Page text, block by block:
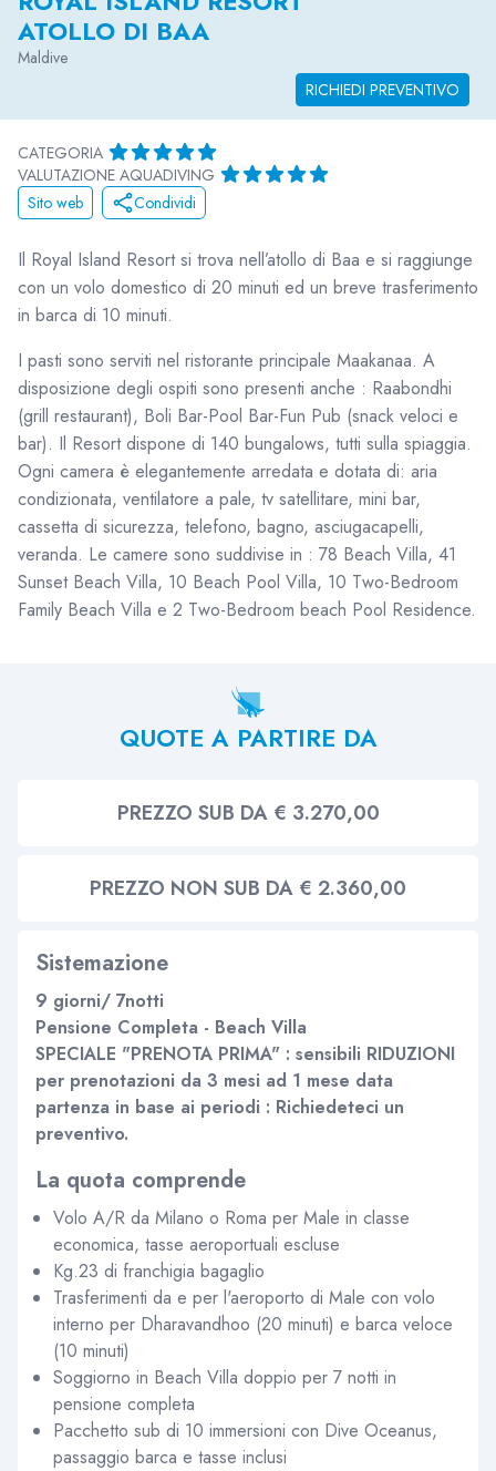
ATOLLO DI BAA
Maldive
RICHIEDI PREVENTIVO
CATEGORIA
VALUTAZIONE AQUADIVING
Sito web
Condividi
Il Royal Island Resort si trova nell’atollo di Baa e si raggiunge
con un volo domestico di 20 minuti ed un breve trasferimento
in barca di 10 minuti.
I pasti sono serviti nel ristorante principale Maakanaa. A
disposizione degli ospiti sono presenti anche : Raabondhi
(grill restaurant), Boli Bar-Pool Bar-Fun Pub (snack veloci e
bar). Il Resort dispone di 140 bungalows, tutti sulla spiaggia.
Ogni camera è elegantemente arredata e dotata di: aria
condizionata, ventilatore a pale, tv satellitare, mini bar,
cassetta di sicurezza, telefono, bagno, asciugacapelli,
veranda. Le camere sono suddivise in : 78 Beach Villa, 41
Sunset Beach Villa, 10 Beach Pool Villa, 10 Two-Bedroom
Family Beach Villa e 2 Two-Bedroom beach Pool Residence.
QUOTE A PARTIRE DA
PREZZO SUB DA € 3.270,00
PREZZO NON SUB DA € 2.360,00
Sistemazione
9 giorni/ 7notti
Pensione Completa - Beach Villa
SPECIALE "PRENOTA PRIMA" : sensibili RIDUZIONI
per prenotazioni da 3 mesi ad 1 mese data
partenza in base ai periodi : Richiedeteci un
preventivo.
La quota comprende
Volo A/R da Milano o Roma per Male in classe
economica, tasse aeroportuali escluse
Kg.23 di franchigia bagaglio
Trasferimenti da e per l'aeroporto di Male con volo
interno per Dharavandhoo (20 minuti) e barca veloce
(10 minuti)
Soggiorno in Beach Villa doppio per 7 notti in
pensione completa
Pacchetto sub di 10 immersioni con Dive Oceanus,
passaggio barca e tasse inclusi